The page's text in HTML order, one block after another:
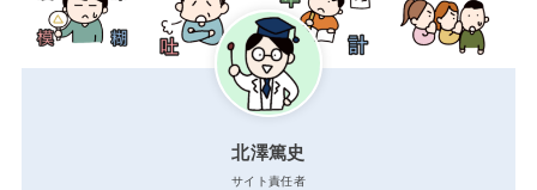
北澤篤史
サイト責任者